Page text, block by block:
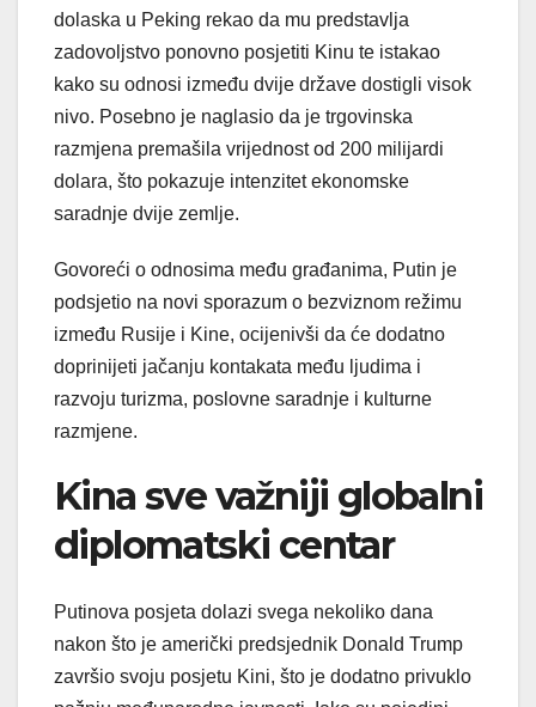
dolaska u Peking rekao da mu predstavlja
zadovoljstvo ponovno posjetiti Kinu te istakao
kako su odnosi između dvije države dostigli visok
nivo. Posebno je naglasio da je trgovinska
razmjena premašila vrijednost od 200 milijardi
dolara, što pokazuje intenzitet ekonomske
saradnje dvije zemlje.
Govoreći o odnosima među građanima, Putin je
podsjetio na novi sporazum o bezviznom režimu
između Rusije i Kine, ocijenivši da će dodatno
doprinijeti jačanju kontakata među ljudima i
razvoju turizma, poslovne saradnje i kulturne
razmjene.
Kina sve važniji globalni
diplomatski centar
Putinova posjeta dolazi svega nekoliko dana
nakon što je američki predsjednik Donald Trump
završio svoju posjetu Kini, što je dodatno privuklo